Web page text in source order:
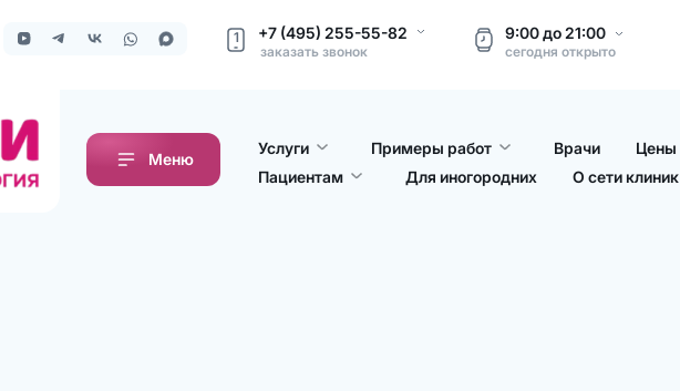
1 +7 (495) 255-55-82
заказать звонок
9:00до21:00
сегодняоткрыто
Меню
Услуги Примеры работ Врачи Цены
Пациентам
Для иногородних О сети клиник